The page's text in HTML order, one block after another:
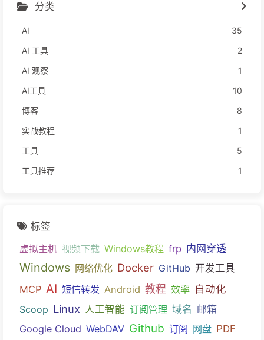
分类
AI
35
AI 工具
2
AI 观察
1
AI工具
10
博客
8
实战教程
1
工具
5
工具推荐
1
标签
虚拟主机 视频下载 Windows教程 frp 内网穿透
Windows 网络优化 Docker GitHub 开发工具
MCP AI 短信转发 Android 教程 效率 自动化
Scoop Linux 人工智能 订阅管理 域名 邮箱
Google Cloud WebDAV Github 订阅 网盘 PDF